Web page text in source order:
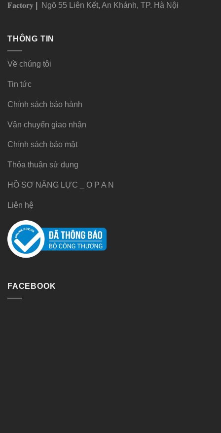
𝐅𝐚𝐜𝐭𝐨𝐫𝐲 Ngõ 55 Liên Kết, An Khánh, TP. Hà Nội
THÔNG TIN
Về chúng tôi
Tin tức
Chính sách bảo hành
Vận chuyển giao nhận
Chính sách bảo mật
Thỏa thuận sử dụng
HỒ SƠ NĂNG LỰC _ O P A N
Liên hệ
FACEBOOK